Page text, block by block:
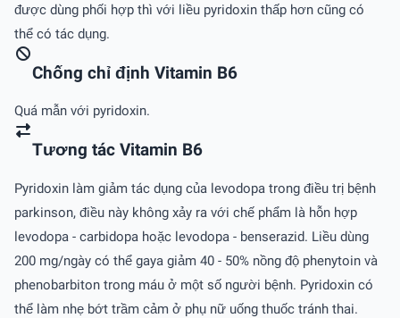
được dùng phối hợp thì với liều pyridoxin thấp hơn cũng có
thể có tác dụng.
Chống chỉ định Vitamin B6
Quá mẫn với pyridoxin.
Tương tác Vitamin B6
Pyridoxin làm giảm tác dụng của levodopa trong điều trị bệnh
parkinson, điều này không xảy ra với chế phẩm là hỗn hợp
levodopa - carbidopa hoặc levodopa - benserazid. Liều dùng
200 mg/ngày có thể gaya giảm 40 - 50% nồng độ phenytoin và
phenobarbiton trong máu ở một số người bệnh. Pyridoxin có
thể làm nhẹ bớt trầm cảm ở phụ nữ uống thuốc tránh thai.